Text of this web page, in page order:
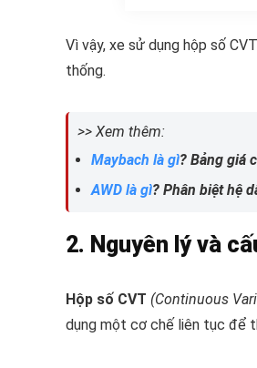
Vì vậy, xe sử dụng hộp số
thống.
>> Xem thêm:
Maybach là gì? Bảng giá
AWD là gì? Phân biệt hệ
2. Nguyên lý và
Hộp số CVT (Continuous
dụng một cơ chế liên tục để